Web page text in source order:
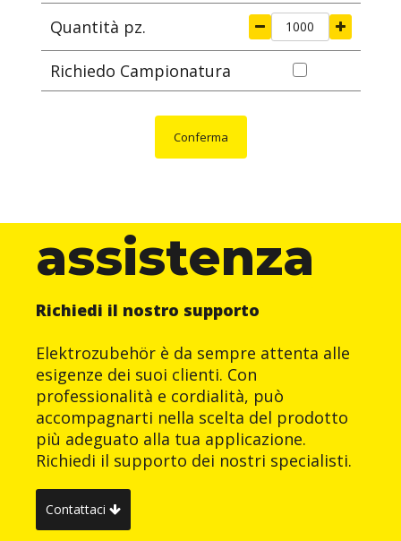
Quantità pz.
Richiedo Campionatura
Conferma
assistenza
Richiedi il nostro supporto
Elektrozubehör è da sempre attenta alle
esigenze dei suoi clienti. Con
professionalità e cordialità, può
accompagnarti nella scelta del prodotto
più adeguato alla tua applicazione.
Richiedi il supporto dei nostri specialisti.
Contattaci